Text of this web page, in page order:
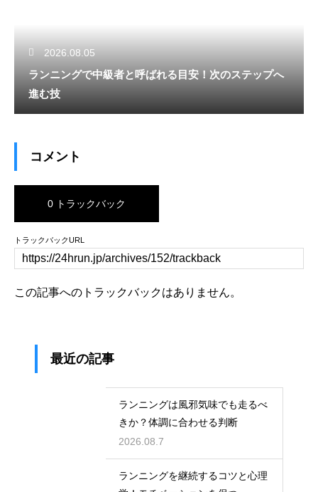
2026.08.05
ランニングで中級者と呼ばれる目安！次のステップへ
進む技
コメント
0 トラックバック
トラックバックURL
この記事へのトラックバックはありません。
最近の記事
ランニングは風邪気味でも走るべ
きか？体調に合わせる判断
2026.08.7
ランニングを継続するコツと心理